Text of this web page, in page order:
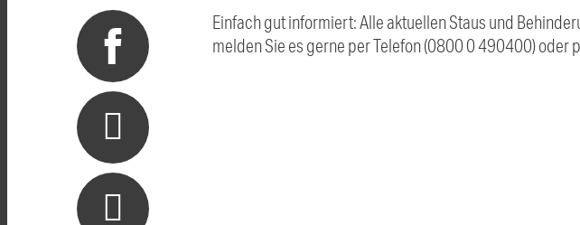
Einfach gut informiert: Alle aktuellen Staus und
melden Sie es gerne per Telefon (0800 0 490400) oder